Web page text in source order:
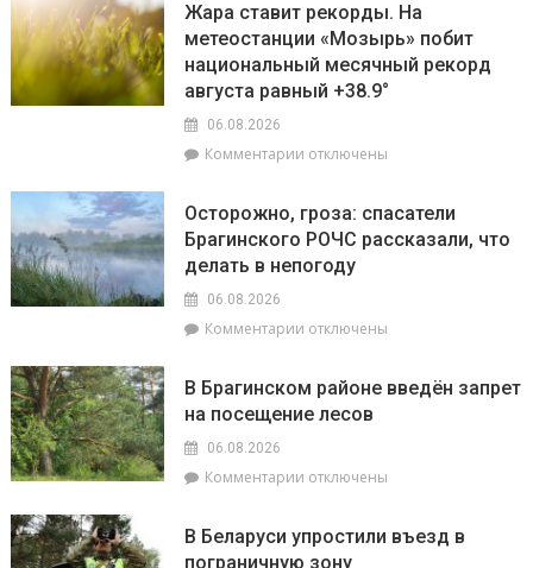
читайте
7
августа
в
Зенкевич
проверила
готовность
торговых
началу
Жара ставит рекорды. На
метеостанции «Мозырь» побит
национальный месячный рекорд
августа равный +38.9°
06.08.2026
Комментарии к
ставит
рекорды.
На
побит
месячный
рекорд
августа
отключены
Осторожно, гроза: спасатели
Брагинского РОЧС рассказали, что
делать в непогоду
06.08.2026
Комментарии к
гроза:
спасатели
рассказали,
делать
отключены
В Брагинском районе введён запрет
на посещение лесов
06.08.2026
Комментарии к
Брагинском
отключены
В Беларуси упростили въезд в
пограничную зону